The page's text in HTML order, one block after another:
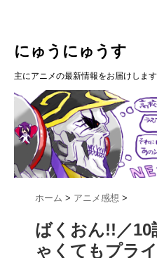
にゅうにゅうす
主にアニメの最新情報をお届けします
ホーム > アニメ感想 >
ばくおん!!／
ゃくてもプラ